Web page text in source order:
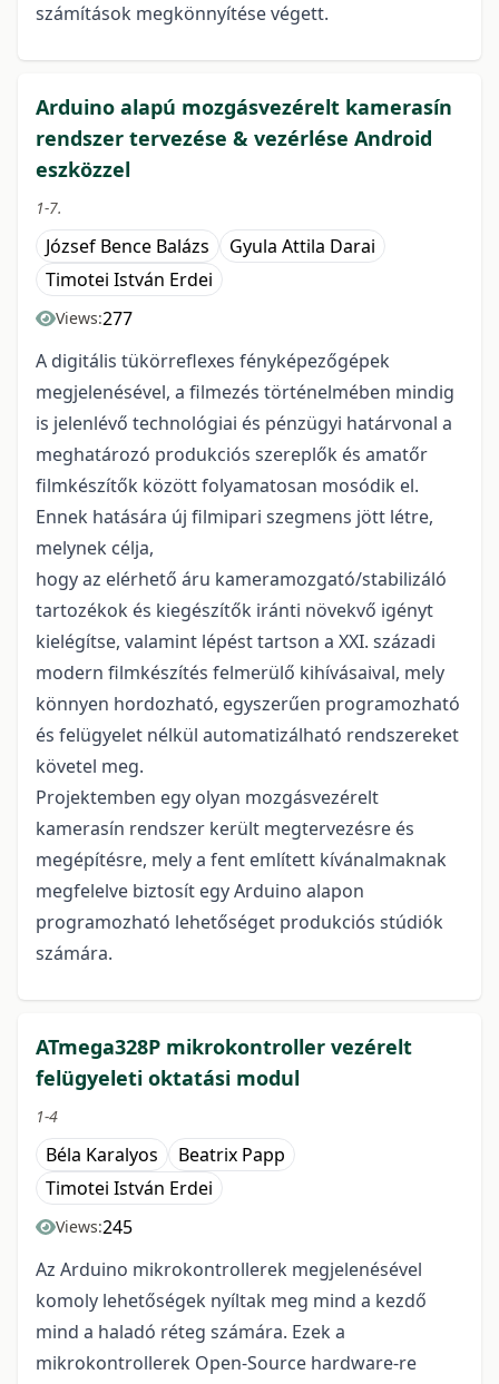
számítások megkönnyítése végett.
Arduino alapú mozgásvezérelt kamerasín
rendszer tervezése & vezérlése Android
eszközzel
1-7.
József Bence Balázs
Gyula Attila Darai
Timotei István Erdei
Views:277
A digitális tükörreflexes fényképezőgépek
megjelenésével, a filmezés történelmében mindig
is jelenlévő technológiai és pénzügyi határvonal a
meghatározó produkciós szereplők és amatőr
filmkészítők között folyamatosan mosódik el.
Ennek hatására új filmipari szegmens jött létre,
melynek célja,
hogy az elérhető áru kameramozgató/stabilizáló
tartozékok és kiegészítők iránti növekvő igényt
kielégítse, valamint lépést tartson a XXI. századi
modern filmkészítés felmerülő kihívásaival, mely
könnyen hordozható, egyszerűen programozható
és felügyelet nélkül automatizálható rendszereket
követel meg.
Projektemben egy olyan mozgásvezérelt
kamerasín rendszer került megtervezésre és
megépítésre, mely a fent említett kívánalmaknak
megfelelve biztosít egy Arduino alapon
programozható lehetőséget produkciós stúdiók
számára.
ATmega328P mikrokontroller vezérelt
felügyeleti oktatási modul
1-4
Béla Karalyos
Beatrix Papp
Timotei István Erdei
Views:245
Az Arduino mikrokontrollerek megjelenésével
komoly lehetőségek nyíltak meg mind a kezdő
mind a haladó réteg számára. Ezek a
mikrokontrollerek Open-Source hardware-re